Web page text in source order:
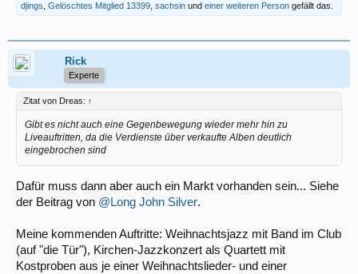
djings Gelöschtes Mitglied 13399 sachsin und einer weiteren Person gefällt das.
Rick
Experte
Zitat von Dreas: ↑
Gibt es nicht auch eine Gegenbewegung wieder mehr hin zu
Liveauftritten, da die Verdienste über verkaufte Alben deutlich
eingebrochen sind
Dafür muss dann aber auch ein Markt vorhanden sein... Siehe
der Beitrag von @Long John Silver.
Meine kommenden Auftritte: Weihnachtsjazz mit Band im Club
(auf "die Tür"), Kirchen-Jazzkonzert als Quartett mit
Kostproben aus je einer Weihnachtslieder- und einer